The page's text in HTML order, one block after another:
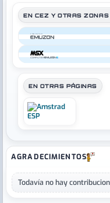
EN CEZ Y OTRAS ZONAS
COMPUTER
COMPUTER
EN OTRAS PÁGINAS
AGRADECIMIENTOS
Todavía no hay